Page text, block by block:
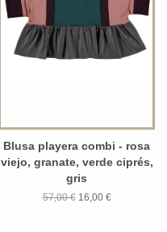
Blusa playera combi - rosa
viejo, granate, verde ciprés,
gris
57,00 €16,00 €